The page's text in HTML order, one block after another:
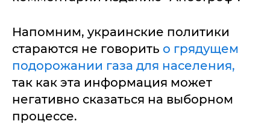
Напомним, украинские политики
стараются не говорить о грядущем
подорожании газа для населения,
так как эта информация может
негативно сказаться на выборном
процессе.